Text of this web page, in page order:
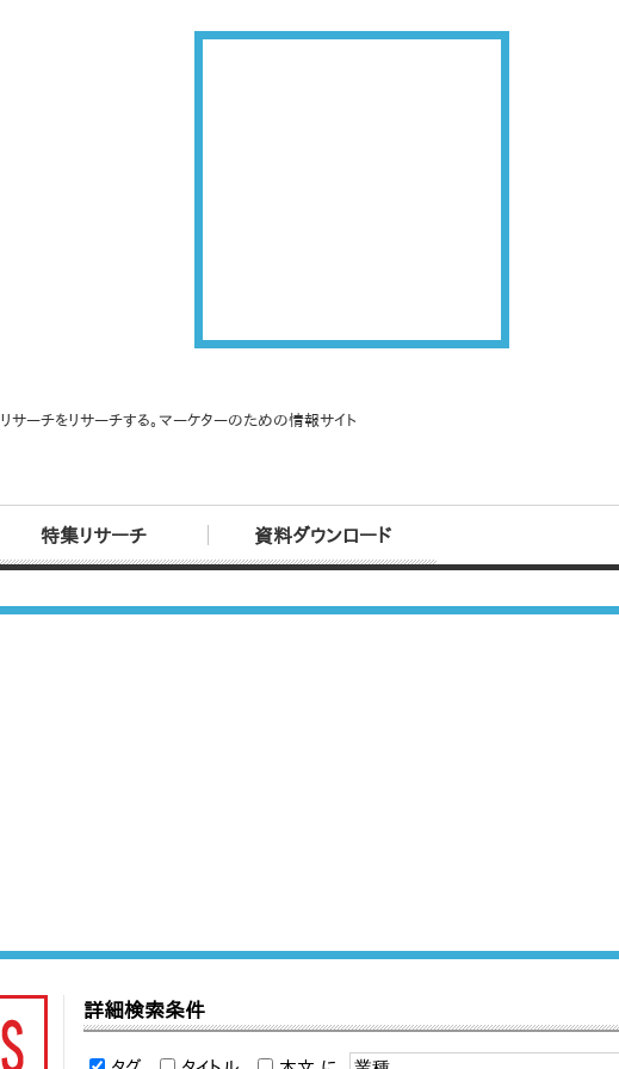
リサーチをリサーチする。マーケターのための情報サイト
特集リサーチ 資料ダウンロード
詳細検索条件